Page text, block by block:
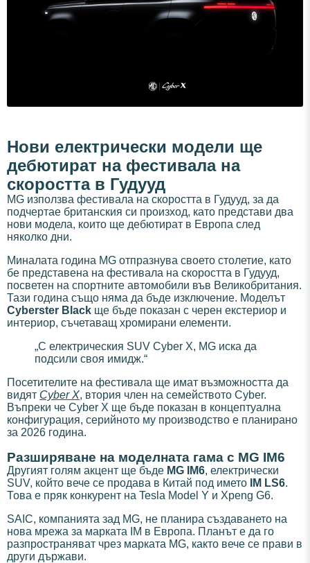
Нови електрически модели ще
дебютират на фестивала на
скоростта в Гудууд
MG използва фестивала на скоростта в Гудууд, за да
подчертае британския си произход, като представи два
нови модела, които ще дебютират в Европа след
няколко дни.
Миналата година MG отпразнува своето столетие, като
бе представена на фестивала на скоростта в Гудууд,
посветен на спортните автомобили във Великобритания.
Тази година също няма да бъде изключение. Моделът
Cyberster Black ще бъде показан с черен екстериор и
интериор, съчетаващ хромирани елементи.
„С електрическия SUV Cyber X, MG иска да
подсили своя имидж.“
Посетителите на фестивала ще имат възможността да
видят Cyber X, втория член на семейството Cyber.
Въпреки че Cyber X ще бъде показан в концептуална
конфигурация, серийното му производство е планирано
за 2026 година.
Разширяване на моделната гама с MG IM6
Другият голям акцент ще бъде MG IM6, електрически
SUV, който вече се продава в Китай под името
IM LS6.
Това е пряк конкурент на Tesla Model Y и Xpeng G6.
SAIC, компанията зад MG, не планира създаването на
нова мрежа за марката IM в Европа. Планът е да го
разпространяват чрез марката MG, както вече се прави в
други държави.